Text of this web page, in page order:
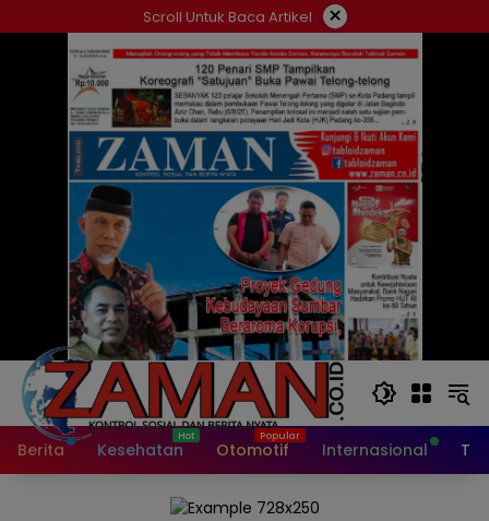
ke
Scroll Untuk Baca Artikel ×
Berita Kesehatan Otomotif Internasional